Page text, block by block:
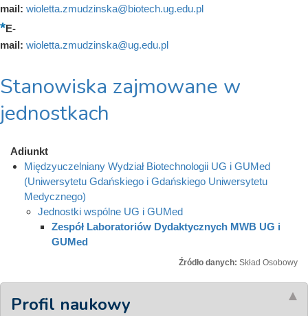
mail: wioletta.zmudzinska@biotech.ug.edu.pl
E-
mail: wioletta.zmudzinska@ug.edu.pl
Stanowiska zajmowane w
jednostkach
Adiunkt
Międzyuczelniany Wydział Biotechnologii UG i GUMed
(Uniwersytetu Gdańskiego i Gdańskiego Uniwersytetu
Medycznego)
Jednostki wspólne UG i GUMed
Zespół Laboratoriów Dydaktycznych MWB UG i
GUMed
Źródło danych: Skład Osobowy
Profil naukowy